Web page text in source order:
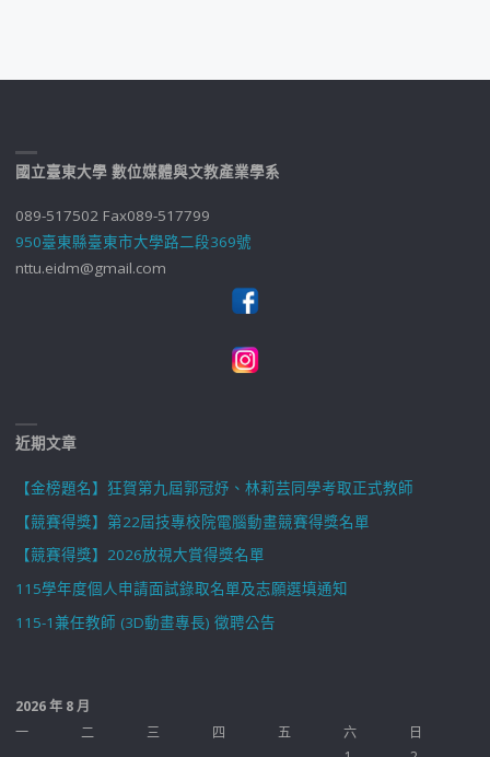
國立臺東大學 數位媒體與文教產業學系
089-517502 Fax089-517799
950臺東縣臺東市大學路二段369號
nttu.eidm@gmail.com
近期文章
【金榜題名】狂賀第九屆郭冠妤、林莉芸同學考取正式教師
【競賽得獎】第22屆技專校院電腦動畫競賽得獎名單
【競賽得獎】2026放視大賞得獎名單
115學年度個人申請面試錄取名單及志願選填通知
115-1兼任教師 (3D動畫專長) 徵聘公告
2026 年 8 月
一
二 三 四 五 六
日